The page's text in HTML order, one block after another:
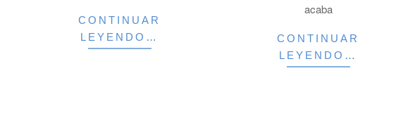
CONTINUAR
LEYENDO…
acaba
CONTINUAR
LEYENDO…